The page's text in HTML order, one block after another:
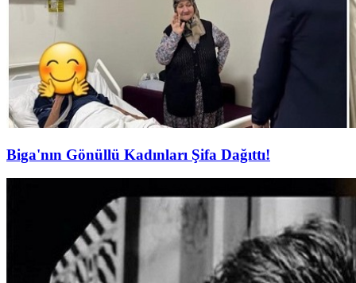
Biga'nın Gönüllü Kadınları Şifa Dağıttı!